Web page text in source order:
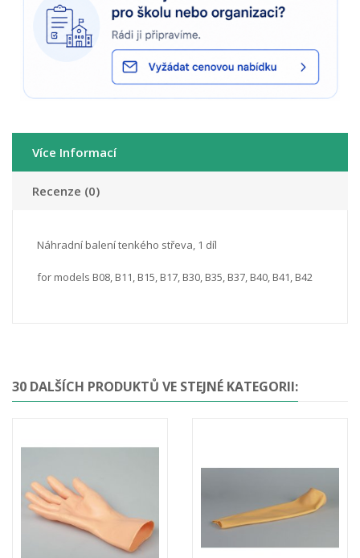
Více Informací
Recenze (0)
Náhradní balení tenkého střeva, 1 díl
for models B08, B11, B15, B17, B30, B35, B37, B40, B41, B42
30 DALŠÍCH PRODUKTŮ VE STEJNÉ KATEGORII: